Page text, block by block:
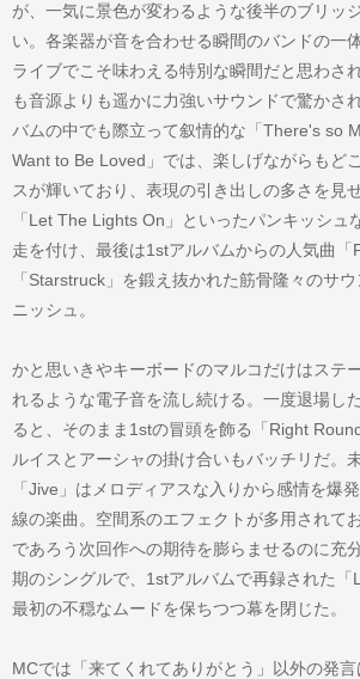
が、一気に景色が変わるような後半のブリッ
い。各楽器が音を合わせる瞬間のバンドの一
ライブでこそ味わえる特別な瞬間だと思わさ
も音源よりも遥かに力強いサウンドで驚かさ
バムの中でも際立って叙情的な「There's so
Want to Be Loved」では、楽しげながらもど
スが輝いており、表現の引き出しの多さを見
「Let The Lights On」といったパンキッシュ
走を付け、最後は1stアルバムからの人気曲「
「Starstruck」を鍛え抜かれた筋骨隆々のサ
ニッシュ。
かと思いきやキーボードのマルコだけはステ
れるような電子音を流し続ける。一度退場し
ると、そのまま1stの冒頭を飾る「Right
ルイスとアーシャの掛け合いもバッチリだ。
「Jive」はメロディアスな入りから感情を爆
線の楽曲。空間系のエフェクトが多用されて
であろう次回作への期待を膨らませるのに充
期のシングルで、1stアルバムで再録された「
最初の不穏なムードを保ちつつ幕を閉じた。
MCでは「来てくれてありがとう」以外の発